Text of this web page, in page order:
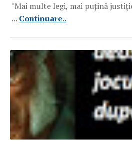
"Mai multe legi, mai puțină
... Continuare..